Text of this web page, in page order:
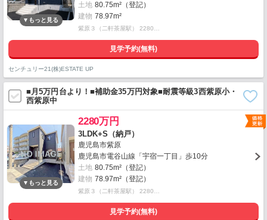
土地 80.75m²（登記）
建物 78.97m²
紫原３（二軒茶屋駅） 2280…
見学予約(無料)
センチュリー21(株)ESTATE UP
■月5万円台より！■補助金35万円対象■耐震等級3西紫原小・
西紫原中
2280万円
3LDK+S（納戸）
鹿児島市紫原
鹿児島市電谷山線「宇宿一丁目」歩10分
土地 80.75m²（登記）
建物 78.97m²（登記）
紫原３（二軒茶屋駅） 2280…
見学予約(無料)